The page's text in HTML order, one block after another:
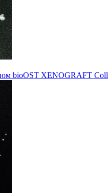
bioOST XENOGRAFT